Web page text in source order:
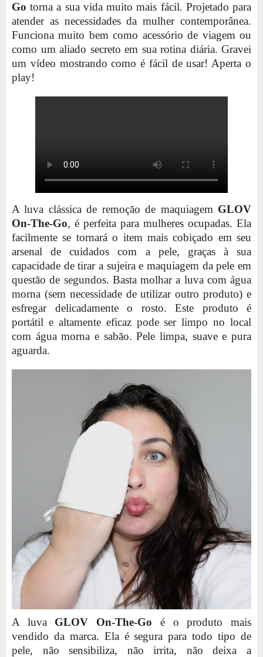
Go torna a sua vida muito mais fácil. Projetado para
atender as necessidades da mulher contemporânea.
Funciona muito bem como acessório de viagem ou
como um aliado secreto em sua rotina diária. Gravei
um vídeo mostrando como é fácil de usar! Aperta o
play!
A luva clássica de remoção de maquiagem GLOV
On-The-Go, é perfeita para mulheres ocupadas. Ela
facilmente se tornará o item mais cobiçado em seu
arsenal de cuidados com a pele, graças à sua
capacidade de tirar a sujeira e maquiagem da pele em
questão de segundos. Basta molhar a luva com água
morna (sem necessidade de utilizar outro produto) e
esfregar delicadamente o rosto. Este produto é
portátil e altamente eficaz pode ser limpo no local
com água morna e sabão. Pele limpa, suave e pura
aguarda.
A luva GLOV On-The-Go é o produto mais
vendido da marca. Ela é segura para todo tipo de
pele, não sensibiliza, não irrita, não deixa a